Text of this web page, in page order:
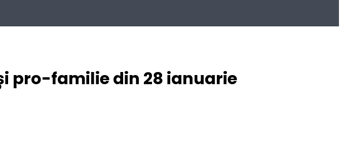
pro-familie din 28 ianuarie